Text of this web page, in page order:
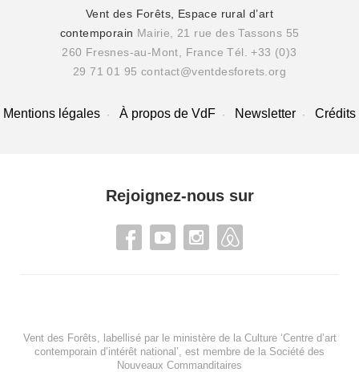
Vent des Forêts, Espace rural d’art
contemporain Mairie, 21 rue des Tassons 55
260 Fresnes-au-Mont, France Tél. +33 (0)3
29 71 01 95 contact@ventdesforets.org
Mentions légales À propos de VdF Newsletter Crédits
Rejoignez-nous sur
Vent des Forêts, labellisé par le ministère de la Culture ‘Centre d’art
contemporain d’intérêt national’, est membre de la Société des
Nouveaux Commanditaires